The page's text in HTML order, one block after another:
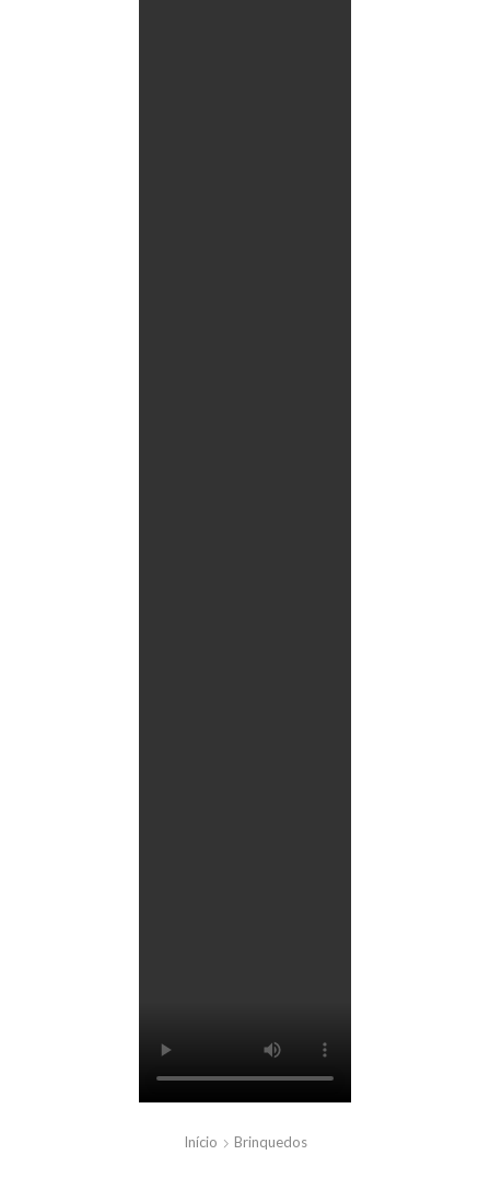
Início Brinquedos